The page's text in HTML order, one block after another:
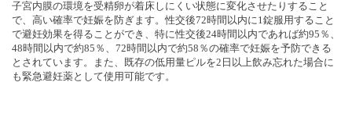
子宮内膜の環境を受精卵が着床しにくい状態に変化させたりするこ と
で、高い確率で妊娠を防ぎます。性交後72時間以内に1錠服用すること
で避妊効果を得ることができ、特に性交後24時間以内であれば約95％、
48時間以内で約85％、72時間以内で約58％の確率で妊娠を予防できる
とされています。また、 既存の低用量ピルを2日以上飲み忘れた場合に
も緊急避妊薬として使用可能です。